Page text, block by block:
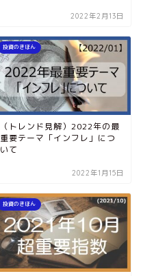
2022年2月13日
投資のきほん
（トレンド見解）2022年の最
重要テーマ「インフレ」につ
いて
2022年1月15日
投資のきほん